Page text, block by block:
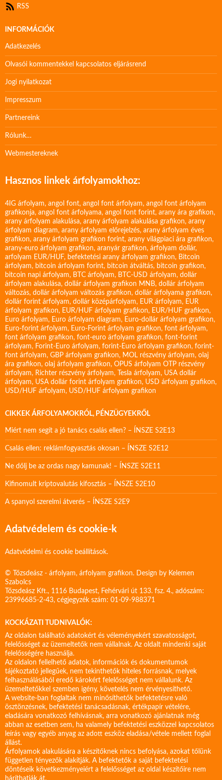
RSS
INFORMÁCIÓK
Adatkezelés
Olvasói kommentekkel kapcsolatos eljárásrend
Jogi nyilatkozat
Impresszum
Partnereink
Rólunk…
Webmestereknek
Hasznos linkek árfolyamokhoz:
4IG árfolyam, angol font, angol font árfolyam, angol font árfolyam
grafikonja, angol font árfolyama, angol font forint, arany ára grafikon,
arany árfolyam alakulása, arany árfolyam alakulása grafikon, arany
árfolyam diagram, arany árfolyam előrejelzés, arany árfolyam éves
grafikon, arany árfolyam grafikon forint, arany világpiaci ára grafikon,
arany-euro árfolyam grafikon, aranyár grafikon, árfolyam dollár,
arfolyam EUR/HUF, befektetési arany árfolyam grafikon, Bitcoin
árfolyam, bitcoin árfolyam forint, bitcoin átváltás, bitcoin grafikon,
bitcoin napi árfolyam, BTC árfolyam, BTC-USD árfolyam, dollár
árfolyam alakulása, dollár árfolyam grafikon MNB, dollár árfolyam
változás, dollár árfolyam változás grafikon, dollár árfolyama grafikon,
dollár forint árfolyam, dollár középárfolyam, EUR árfolyam, EUR
árfolyam grafikon, EUR/HUF árfolyam grafikon, EUR/HUF grafikon,
Euro árfolyam, Euro árfolyam diagram, Euro-dollár árfolyam grafikon,
Euro-forint árfolyam, Euro-Forint árfolyam grafikon, font árfolyam,
font árfolyam grafikon, font-euro árfolyam grafikon, font-forint
árfolyam, Forint-Euro árfolyam, forint-Euro árfolyam grafikon, forint-
font árfolyam, GBP árfolyam grafikon, MOL részvény árfolyam, olaj
ára grafikon, olaj árfolyam grafikon, OPUS árfolyam OTP részvény
árfolyam, Richter részvény árfolyam, Tesla árfolyam, USA dollár
árfolyam, USA dollár forint árfolyam grafikon, USD árfolyam grafikon,
USD/HUF árfolyam, USD/HUF árfolyam grafikon
CIKKEK ÁRFOLYAMOKRÓL, PÉNZÜGYEKRŐL
Miért nem segít a jó tanács csalás ellen? – ÍNSZE S2E13
Csalás ellen: reklámfogyasztás okosan – ÍNSZE S2E12
Ne dőlj be az ordas nagy kamunak! – ÍNSZE S2E11
Kifinomult kriptovalutás kifosztás – ÍNSZE S2E10
A spanyol szerelmi átverés – ÍNSZE S2E9
Adatvédelem és cookie-k
Adatvédelmi és cookie beállítások.
© Tőzsdeász - árfolyam, árfolyam grafikon. Design by Kelemen
Szabolcs
Tőzsdeász Kft., 1116 Budapest, Fehérvári út 133. fsz. 4., adószám:
23996685-2-43, cégjegyzék szám: 01-09-988371
KOCKÁZATI TUDNIVALÓK:
Az oldalon található adatokért és véleményekért szavatosságot,
felelősséget az üzemeltetők nem vállalnak. Az oldalt mindenki saját
felelősségére használja.
Az oldalon fellelhető adatok, információk és dokumentumok
tájékoztató jellegűek, nem tekinthetők hiteles forrásnak, melyek
felhasználásából eredő károkért felelősséget nem vállalunk. Az
üzemeltetőkkel szemben igény, követelés nem érvényesíthető.
A website-ban foglaltak nem minősíthetők befektetésre való
ösztönzésnek, befektetési tanácsadásnak, értékpapír vételére,
eladására vonatkozó felhívásnak, arra vonatkozó ajánlatnak még
abban az esetben sem, ha valamely befektetési eszközzel kapcsolatos
leírás vagy egyéb anyag az adott eszköz eladása/vétele mellett foglal
állást.
Árfolyamok alakulására a készítőknek nincs befolyása, azokat tőlünk
független tényezők alakítják. A befektetők a saját befektetési
döntéseik következményeiért a felelősséget az oldal készítőire nem
háríthatják át.